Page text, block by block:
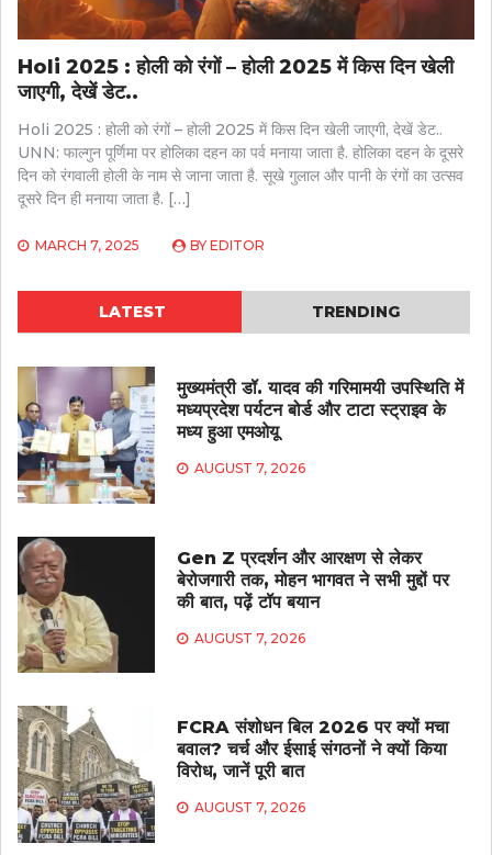
Holi 2025 : होली को रंगों – होली 2025 में किस दिन खेली
जाएगी, देखें डेट..
Holi 2025 : होली को रंगों – होली 2025 में किस दिन खेली जाएगी, देखें डेट..
UNN: फाल्गुन पूर्णिमा पर होलिका दहन का पर्व मनाया जाता है. होलिका दहन के दूसरे
दिन को रंगवाली होली के नाम से जाना जाता है. सूखे गुलाल और पानी के रंगों का उत्सव
दूसरे दिन ही मनाया जाता है. […]
MARCH 7, 2025 BY EDITOR
LATEST TRENDING
मुख्यमंत्री डॉ. यादव की गरिमामयी उपस्थिति में
मध्यप्रदेश पर्यटन बोर्ड और टाटा स्ट्राइव के
मध्य हुआ एमओयू
AUGUST 7, 2026
Gen Z प्रदर्शन और आरक्षण से लेकर
बेरोजगारी तक, मोहन भागवत ने सभी मुद्दों पर
की बात, पढ़ें टॉप बयान
AUGUST 7, 2026
FCRA संशोधन बिल 2026 पर क्यों मचा
बवाल? चर्च और ईसाई संगठनों ने क्यों किया
विरोध, जानें पूरी बात
AUGUST 7, 2026